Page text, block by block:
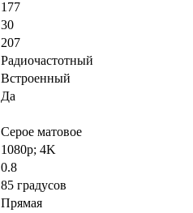
177
30
207
Радиочастотный
Встроенный
Да
Серое матовое
1080p; 4K
0.8
85 градусов
Прямая